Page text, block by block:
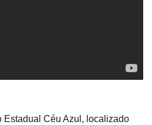
Estadual Céu Azul, localizado